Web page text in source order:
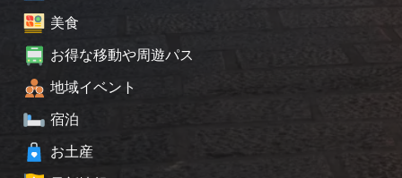
美食
お得な移動や周遊パス
地域イベント
宿泊
お土産